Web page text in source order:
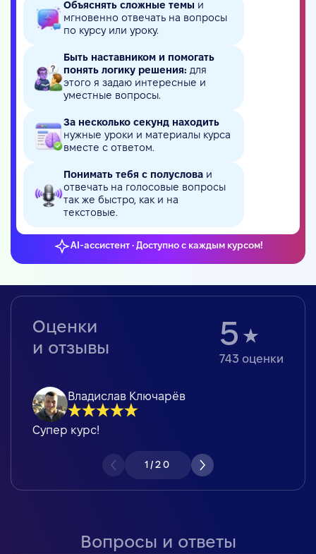
Объяснять сложные темы и
мгновенно отвечать на вопросы
по курсу или уроку.
Быть наставником и помогать
понять логику решения: для
этого я задаю интересные и
уместные вопросы.
За несколько секунд находить
нужные уроки и материалы курса
вместе с ответом.
Понимать тебя с полуслова и
отвечать на голосовые вопросы
так же быстро, как и на
текстовые.
AI-ассистент • Доступно с каждым курсом!
Оценки
и отзывы
5
743 оценки
Владислав Ключарёв
Супер курс!
1 / 20
Вопросы и ответы